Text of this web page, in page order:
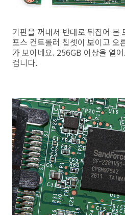
기판을 꺼내서 반대로 뒤집어 본
포스 컨트롤러 칩셋이 보이고 오
가 보이네요. 256GB 이상을 열
겁니다.